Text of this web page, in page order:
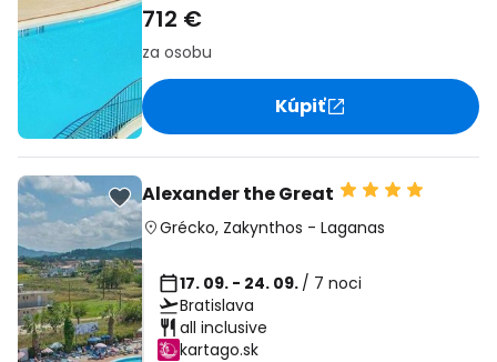
712 €
za osobu
Kúpiť
Alexander the Great
Grécko, Zakynthos - Laganas
17. 09. - 24. 09. / 7 noci
Bratislava
all inclusive
kartago.sk